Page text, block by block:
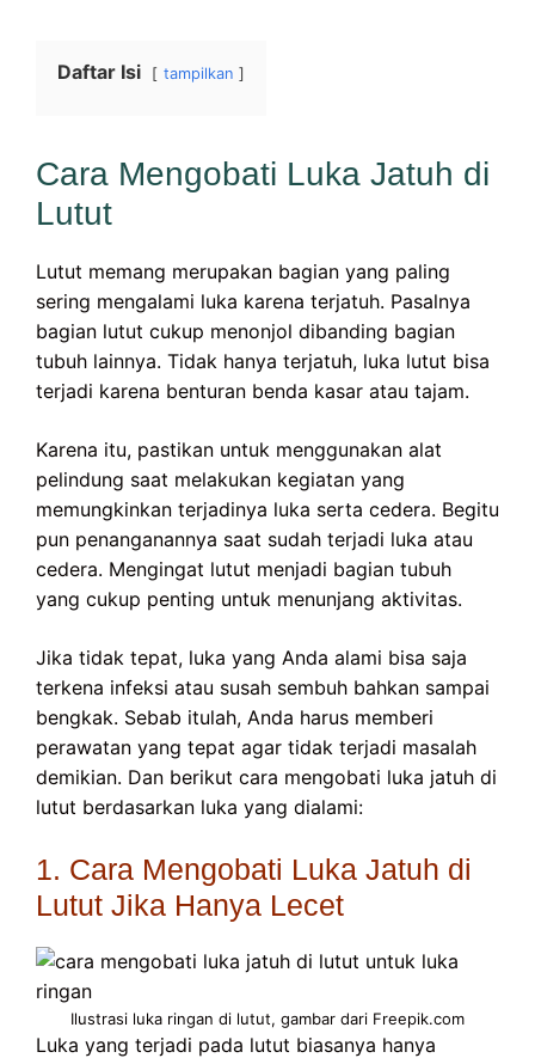
Daftar Isi tampilkan
Cara Mengobati Luka Jatuh di
Lutut
Lutut memang merupakan bagian yang paling
sering mengalami luka karena terjatuh. Pasalnya
bagian lutut cukup menonjol dibanding bagian
tubuh lainnya. Tidak hanya terjatuh, luka lutut bisa
terjadi karena benturan benda kasar atau tajam.
Karena itu, pastikan untuk menggunakan alat
pelindung saat melakukan kegiatan yang
memungkinkan terjadinya luka serta cedera. Begitu
pun penanganannya saat sudah terjadi luka atau
cedera. Mengingat lutut menjadi bagian tubuh
yang cukup penting untuk menunjang aktivitas.
Jika tidak tepat, luka yang Anda alami bisa saja
terkena infeksi atau susah sembuh bahkan sampai
bengkak. Sebab itulah, Anda harus memberi
perawatan yang tepat agar tidak terjadi masalah
demikian. Dan berikut cara mengobati luka jatuh di
lutut berdasarkan luka yang dialami:
1. Cara Mengobati Luka Jatuh di
Lutut Jika Hanya Lecet
Ilustrasi luka ringan di lutut, gambar dari Freepik.com
Luka yang terjadi pada lutut biasanya hanya